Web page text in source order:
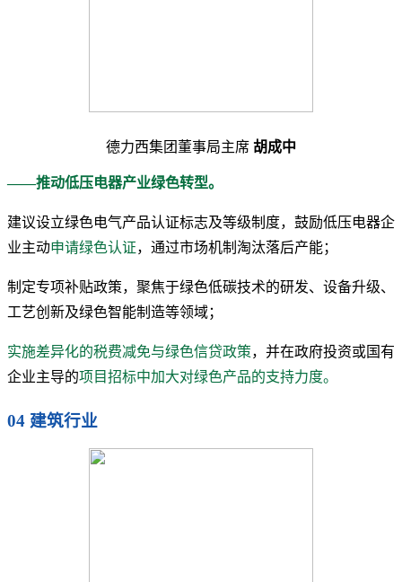
德力西集团董事局主席 胡成中
——推动低压电器产业绿色转型。
建议设立绿色电气产品认证标志及等级制度，鼓励低压电器企
业主动申请绿色认证，通过市场机制淘汰落后产能；
制定专项补贴政策，聚焦于绿色低碳技术的研发、设备升级、
工艺创新及绿色智能制造等领域；
实施差异化的税费减免与绿色信贷政策，并在政府投资或国有
企业主导的项目招标中加大对绿色产品的支持力度。
04 建筑行业